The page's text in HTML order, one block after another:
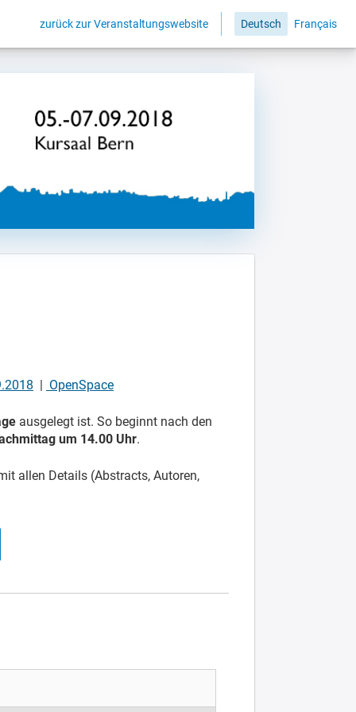
zurück zur Veranstaltungswebsite Deutsch Français
OpenSpace
ausgelegt ist. So beginnt nach den
um 14.00 Uhr.
allen Details (Abstracts, Autoren,